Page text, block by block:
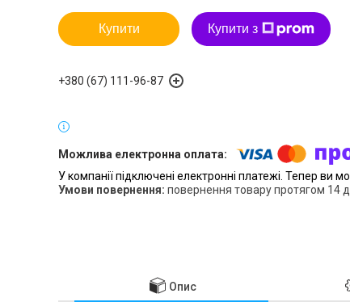
Купити Купити з
+380 (67) 111-96-87
У компанії підключені електронні платежі. Тепер ви
повернення товару протягом 14
Опис